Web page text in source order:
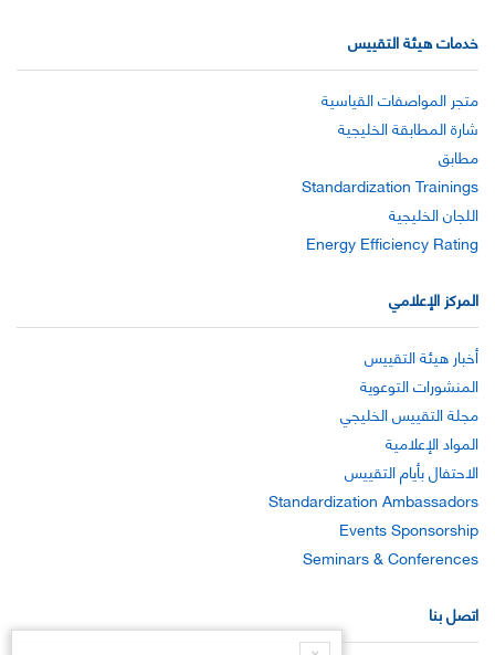
خدمات هيئة التقييس
متجر المواصفات القياسية
شارة المطابقة الخليجية
مطابق
Standardization Trainings
اللجان الخليجية
Energy Efficiency Rating
المركز الإعلامي
أخبار هيئة التقييس
المنشورات التوعوية
مجلة التقييس الخليجي
المواد الإعلامية
الاحتفال بأيام التقييس
Standardization Ambassadors
Events Sponsorship
Seminars & Conferences
اتصل بنا